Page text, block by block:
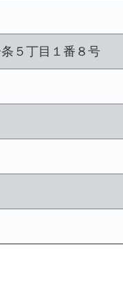
５丁目１番８号